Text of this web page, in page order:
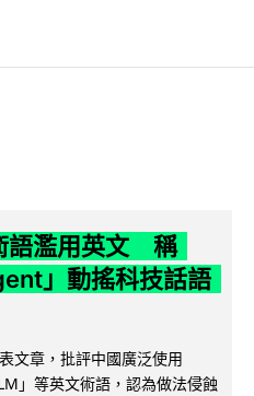
語濫用英文 稱
」動搖科技話語
文章，批評中國廣泛使用
」等英文術語，認為做法侵蝕